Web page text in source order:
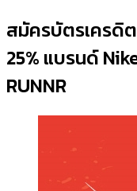
สมัครบัตรเครดิ
25% แบรนด์
RUNNR